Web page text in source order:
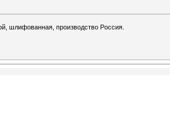
шлифованная, производство Россия.